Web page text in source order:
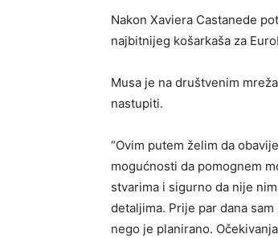
Nakon Xaviera Castanede
najbitnijeg košarkaša za
Musa je na društvenim
nastupiti.
“Ovim putem želim da
mogućnosti da pomognem
stvarima i sigurno da nije
detaljima. Prije par dana
nego je planirano.